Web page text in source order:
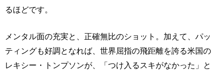
るほどです。
メンタル面の充実と、正確無比のショット。加えて、パッ
ティングも好調となれば、世界屈指の飛距離を誇る米国の
レキシー・トンプソンが、「つけ入るスキがなかった」と